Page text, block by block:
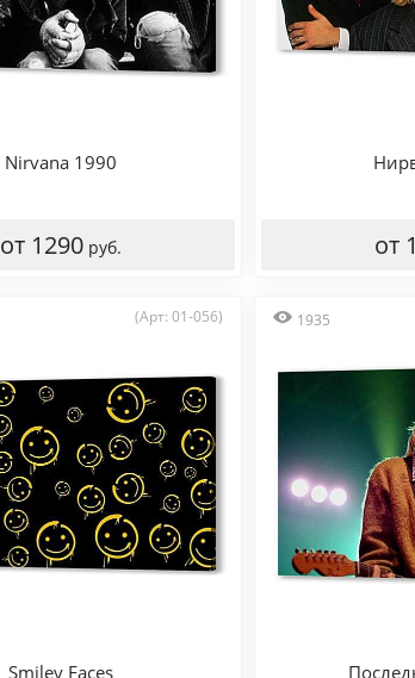
Nirvana 1990
от 1290 руб. от
(Арт: 01-056)
Smiley Faces
1935